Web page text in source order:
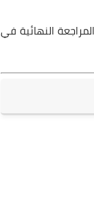
النهائية في